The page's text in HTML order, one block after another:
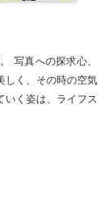
写真への探求心、
しく、その時の空気
いく姿は、ライフス